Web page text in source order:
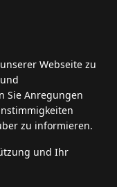
Webseite zu
Sie Anregungen
zu informieren.
und Ihr